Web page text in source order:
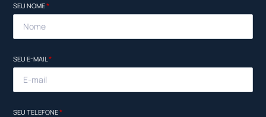
SEU NOME*
SEU E-MAIL*
SEU TELEFONE*